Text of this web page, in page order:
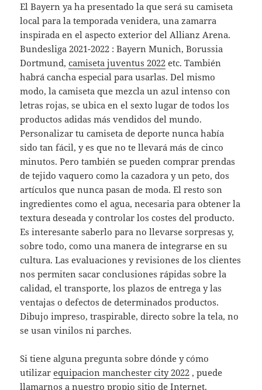
El Bayern ya ha presentado la que será su camiseta
local para la temporada venidera, una zamarra
inspirada en el aspecto exterior del Allianz Arena.
Bundesliga 2021-2022 : Bayern Munich, Borussia
Dortmund,camiseta juventus 2022 etc. También
habrá cancha especial para usarlas. Del mismo
modo, la camiseta que mezcla un azul intenso con
letras rojas, se ubica en el sexto lugar de todos los
productos adidas más vendidos del mundo.
Personalizar tu camiseta de deporte nunca había
sido tan fácil, y es que no te llevará más de cinco
minutos. Pero también se pueden comprar prendas
de tejido vaquero como la cazadora y un peto, dos
artículos que nunca pasan de moda. El resto son
ingredientes como el agua, necesaria para obtener la
textura deseada y controlar los costes del producto.
Es interesante saberlo para no llevarse sorpresas y,
sobre todo, como una manera de integrarse en su
cultura. Las evaluaciones y revisiones de los clientes
nos permiten sacar conclusiones rápidas sobre la
calidad, el transporte, los plazos de entrega y las
ventajas o defectos de determinados productos.
Dibujo impreso, traspirable, directo sobre la tela, no
se usan vinilos ni parches.
Si tiene alguna pregunta sobre dónde y cómo
utilizarequipacion manchester city 2022 , puede
llamarnos a nuestro propio sitio de Internet.